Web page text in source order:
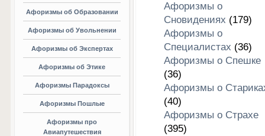
Афоризмы об Образовании
Афоризмы об Увольнении
Афоризмы об Экспертах
Афоризмы об Этике
Афоризмы Парадоксы
Афоризмы Пошлые
Афоризмы про
Авиапутешествия
Афоризмы о
Сновидениях (179)
Афоризмы о
Специалистах (36)
Афоризмы о Спешке
(36)
Афоризмы о
(40)
Афоризмы о Страхе
(395)